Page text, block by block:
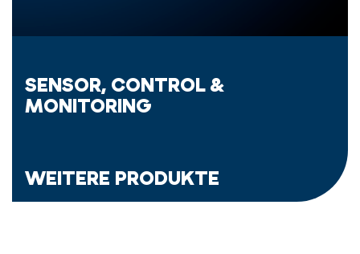
SENSOR, CONTROL &
MONITORING
WEITERE PRODUKTE